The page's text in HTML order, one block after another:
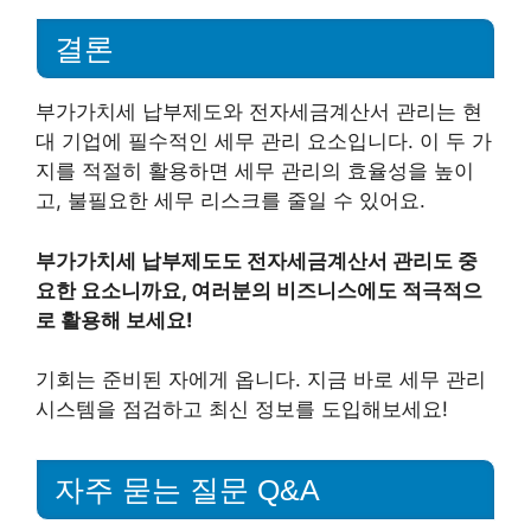
결론
부가가치세 납부제도와 전자세금계산서 관리는 현
대 기업에 필수적인 세무 관리 요소입니다. 이 두 가
지를 적절히 활용하면 세무 관리의 효율성을 높이
고, 불필요한 세무 리스크를 줄일 수 있어요.
부가가치세 납부제도도 전자세금계산서 관리도 중
요한 요소니까요, 여러분의 비즈니스에도 적극적으
로 활용해 보세요!
기회는 준비된 자에게 옵니다. 지금 바로 세무 관리
시스템을 점검하고 최신 정보를 도입해보세요!
자주 묻는 질문 Q&A